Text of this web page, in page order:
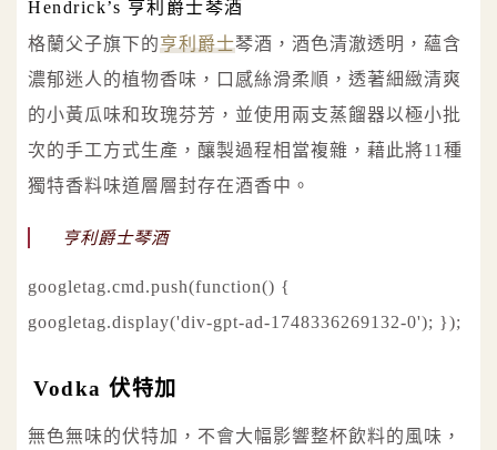
Hendrick’s 亨利爵士琴酒
格蘭父子旗下的亨利爵士琴酒，酒色清澈透明，蘊含
濃郁迷人的植物香味，口感絲滑柔順，透著細緻清爽
的小黃瓜味和玫瑰芬芳，並使用兩支蒸餾器以極小批
次的手工方式生產，釀製過程相當複雜，藉此將11種
獨特香料味道層層封存在酒香中。
亨利爵士琴酒
googletag.cmd.push(function() {
googletag.display('div-gpt-ad-1748336269132-0'); });
Vodka 伏特加
無色無味的伏特加，不會大幅影響整杯飲料的風味，